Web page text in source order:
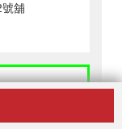
號舖
舖